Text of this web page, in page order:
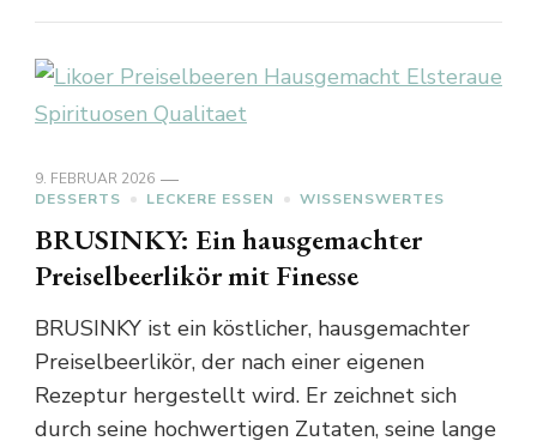
9. FEBRUAR 2026
DESSERTS
LECKERE ESSEN WISSENSWERTES
BRUSINKY: Ein hausgemachter
Preiselbeerlikör mit Finesse
BRUSINKY ist ein köstlicher, hausgemachter
Preiselbeerlikör, der nach einer eigenen
Rezeptur hergestellt wird. Er zeichnet sich
durch seine hochwertigen Zutaten, seine lange